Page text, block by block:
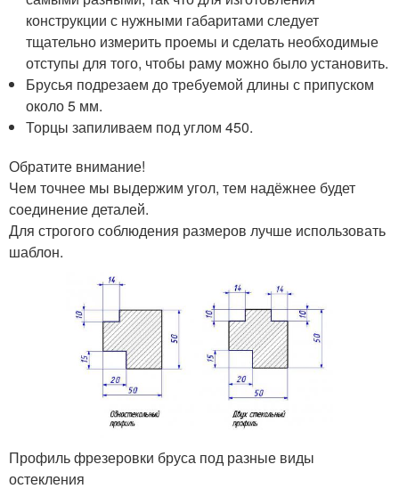
конструкции с нужными габаритами следует
тщательно измерить проемы и сделать необходимые
отступы для того, чтобы раму можно было установить.
Брусья подрезаем до требуемой длины с припуском
около 5 мм.
Торцы запиливаем под углом 450.
Обратите внимание!
Чем точнее мы выдержим угол, тем надёжнее будет
соединение деталей.
Для строгого соблюдения размеров лучше использовать
шаблон.
Профиль фрезеровки бруса под разные виды
остекления